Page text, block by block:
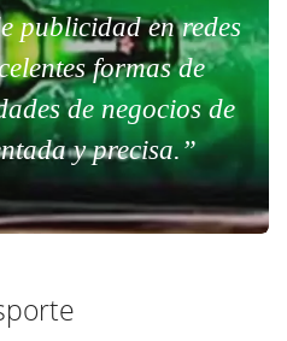
publicidad en redes
formas de
de negocios de
y precisa.”